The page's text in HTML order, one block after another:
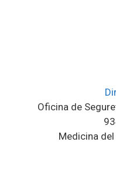
Oficina de
Medicina